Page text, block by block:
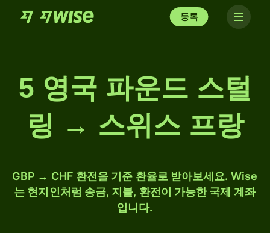
등록
5 영국 파운드 스털
링 → 스위스 프랑
GBP → CHF 환전을 기준 환율로 받아보세요. Wise
는 현지인처럼 송금, 지불, 환전이 가능한 국제 계좌
입니다.